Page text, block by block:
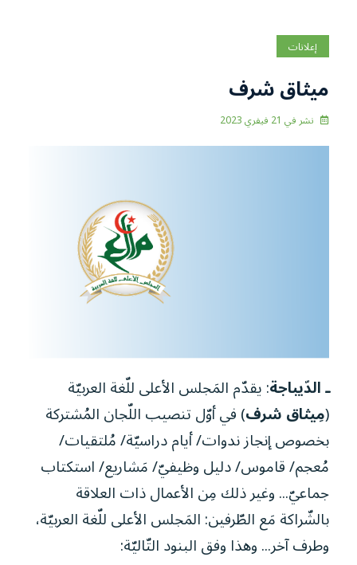
إعلانات
ميثاق شرف
نشر في 21 فيفري 2023
ـ الدّيباجة: يقدّم المَجلس الأعلى للّغة العربيّة
(مِيثاق شرف) في أوّل تنصيب اللّجان المُشتركة
بخصوص إنجاز ندوات/ أيام دراسيّة/ مُلتقيات/
مُعجم/ قاموس/ دليل وظيفيّ/ مَشاريع/ استكتاب
جماعيّ... وغير ذلك مِن الأعمال ذات العلاقة
بالشّراكة مَع الطّرفين: المَجلس الأعلى للّغة العربيّة،
وطرف آخر... وهذا وفق البنود التّاليّة: